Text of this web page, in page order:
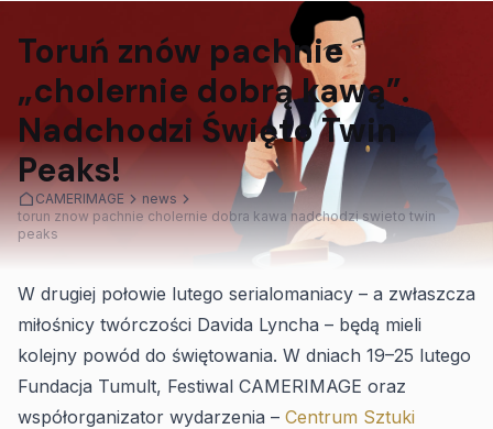
Toruń znów pachnie
„cholernie dobrą kawą”.
Nadchodzi Święto Twin
Peaks!
CAMERIMAGE
news
torun znow pachnie cholernie dobra kawa nadchodzi swieto twin
peaks
W drugiej połowie lutego serialomaniacy – a zwłaszcza
miłośnicy twórczości Davida Lyncha – będą mieli
kolejny powód do świętowania. W dniach 19–25 lutego
Fundacja Tumult, Festiwal CAMERIMAGE oraz
współorganizator wydarzenia – Centrum Sztuki